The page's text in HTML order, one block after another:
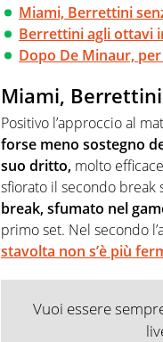
Miami, Berrettini
Berrettini agli ottavi
Dopo De Minaur,
Miami,
Positivo l’approccio al
forse meno sostegno
suo dritto, molto
sfiorato il secondo break
break, sfumato nel
primo set. Nel secondo
stavolta non s’è più
Vuoi essere